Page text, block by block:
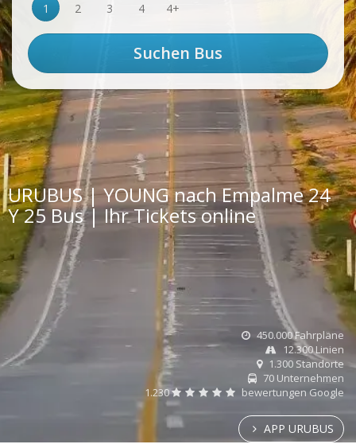
1
2 3 4 4+
URUBUS | YOUNG nach Empalme 24
Y 25 Bus | Ihr Tickets online
450.000 Fahrpläne
12.300 Linien
1.300 Standorte
70 Unternehmen
1.230
bewertungen Google
APP URUBUS